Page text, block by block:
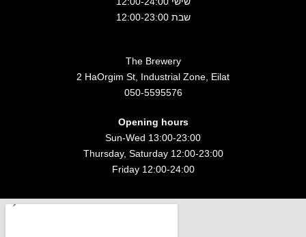
שבת 12:00-23:00
The Brewery
2 HaOrgim St, Industrial Zone, Eilat
050-5595576
Opening hours
Sun-Wed 13:00-23:00
Thursday, Saturday 12:00-23:00
Friday 12:00-24:00